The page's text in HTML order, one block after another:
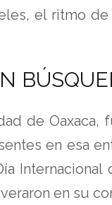
el ritmo de
de
en esa
en su